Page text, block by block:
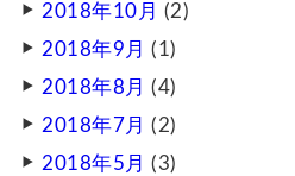
2018年10月 (2)
2018年9月 (1)
2018年8月 (4)
2018年7月 (2)
2018年5月 (3)